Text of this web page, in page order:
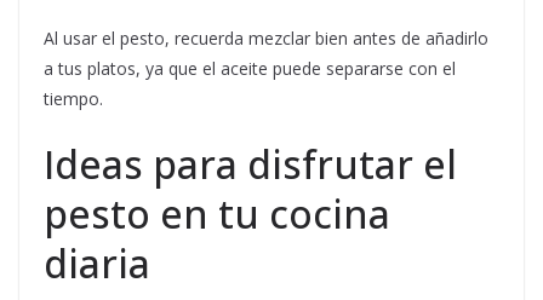
Al usar el pesto, recuerda mezclar bien antes de añadirlo
a tus platos, ya que el aceite puede separarse con el
tiempo.
Ideas para disfrutar el
pesto en tu cocina
diaria